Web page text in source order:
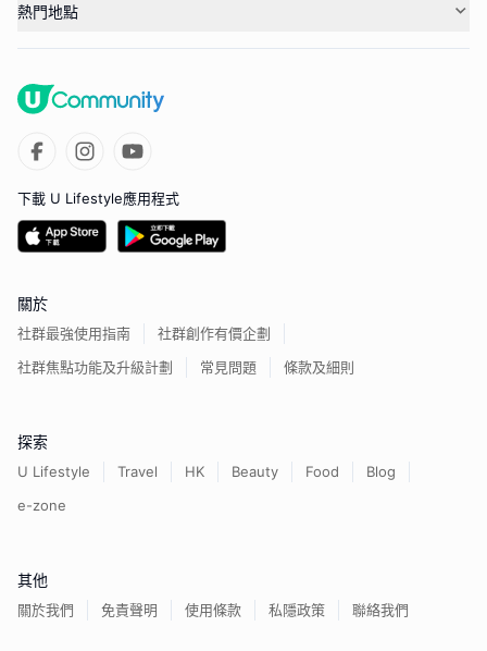
熱門地點
下載 U Lifestyle應用程式
關於
社群最強使用指南
社群創作有價企劃
社群焦點功能及升級計劃
常見問題 條款及細則
探索
U Lifestyle Travel HK Beauty Food
Blog
e-zone
其他
關於我們 免責聲明 使用條款 私隱政策 聯絡我們